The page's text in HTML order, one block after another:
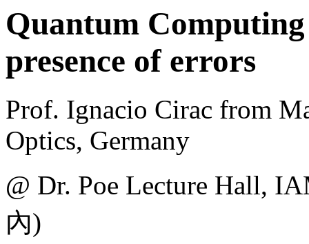
Quantum
presence of errors
Prof. Ignacio Cirac from
Optics, Germany
@ Dr. Poe Lecture Hall,
內)